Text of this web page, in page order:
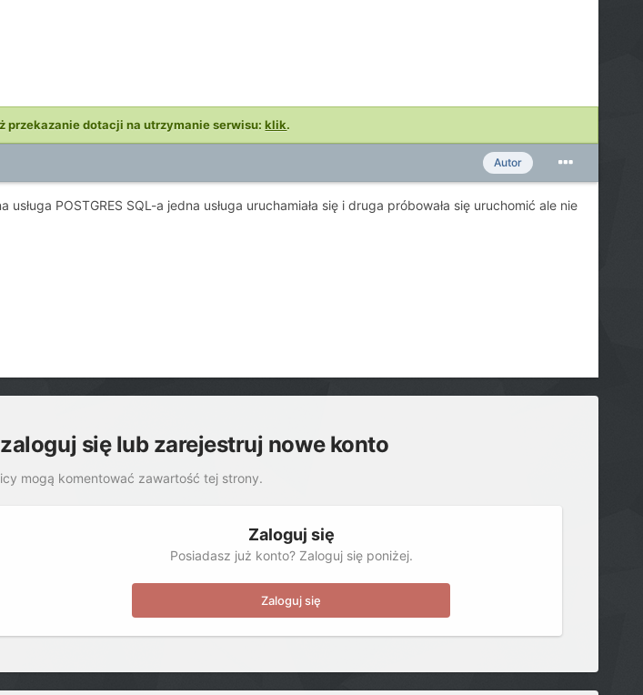
przekazanie dotacji na utrzymanie serwisu:klik.
Autor
POSTGRES SQL-a jedna usługa uruchamiała się i druga próbowała się uruchomić ale nie
się lub zarejestruj nowe konto
mogą komentować zawartość tej strony.
Zaloguj się
Posiadasz już konto? Zaloguj się poniżej.
Zaloguj się